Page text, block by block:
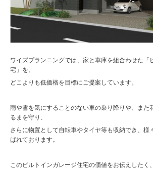
ワイズプランニングでは、家と車庫を組合わせた「
宅」を、
どこよりも低価格を目標にご提案しています。
雨や雪を気にすることのない車の乗り降りや、また
るまを守り、
さらに物置として自転車やタイヤ等も収納でき、様
ばれております。
このビルトインガレージ住宅の価値をお伝えしたく、